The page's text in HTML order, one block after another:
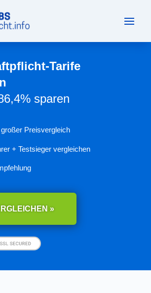
Tarife
sparen
Preisvergleich
+ Testsieger vergleichen
»